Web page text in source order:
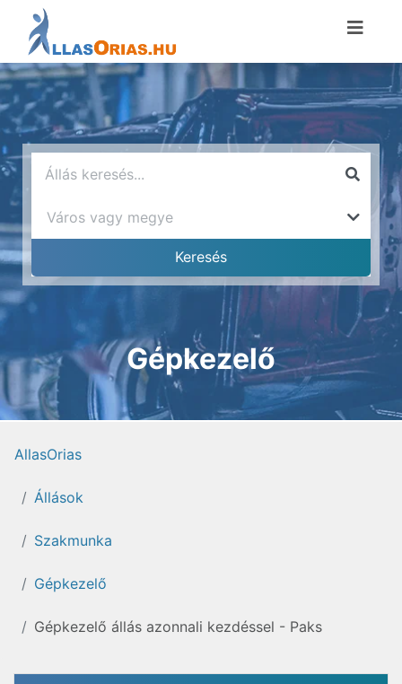
Gépkezelő
AllasOrias
Állások
Szakmunka
Gépkezelő
Gépkezelő állás azonnali kezdéssel - Paks